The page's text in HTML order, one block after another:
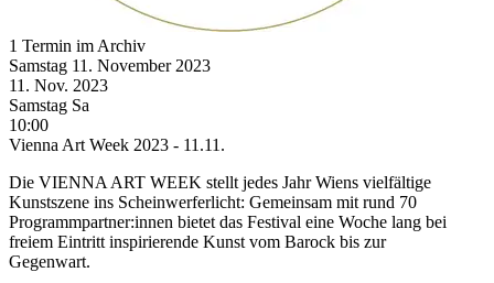
1 Termin im Archiv
Samstag 11. November 2023
11. Nov. 2023
Samstag Sa
10:00
Vienna Art Week 2023 - 11.11.
Die VIENNA ART WEEK stellt jedes Jahr Wiens vielfältige
Kunstszene ins Scheinwerferlicht: Gemeinsam mit rund 70
Programmpartner:innen bietet das Festival eine Woche lang bei
freiem Eintritt inspirierende Kunst vom Barock bis zur
Gegenwart.